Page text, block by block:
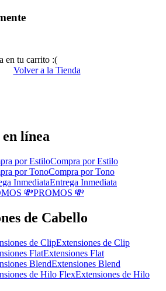
en tu carrito :(
Volver a la Tienda
línea
Compra por Estilo
Compra por Tono
Entrega Inmediata
PROMOS 💸
de Cabello
Extensiones de Clip
Extensiones Flat
Extensiones Blend
Extensiones de Hilo